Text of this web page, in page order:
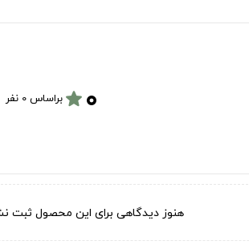
۰ starبراساس 0 نفر
هنوز دیدگاهی برای این محصول ثبت